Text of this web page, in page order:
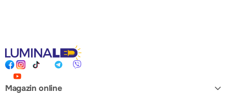
Magazin online